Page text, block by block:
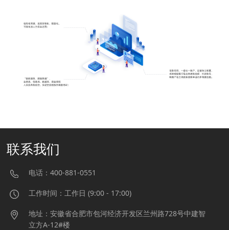
联系我们
电话：400-881-0551
工作时间：工作日 (9:00 - 17:00)
地址：安徽省合肥市包河经济开发区兰州路728号中建智
立方A-12#楼